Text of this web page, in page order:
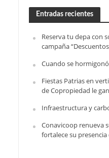
Entradas recientes
Reserva tu depa con
campaña
Cuando se
Fiestas Patrias en
de Copropiedad le
Infraestructura y
Conavicoop renueva
fortalece su presencia